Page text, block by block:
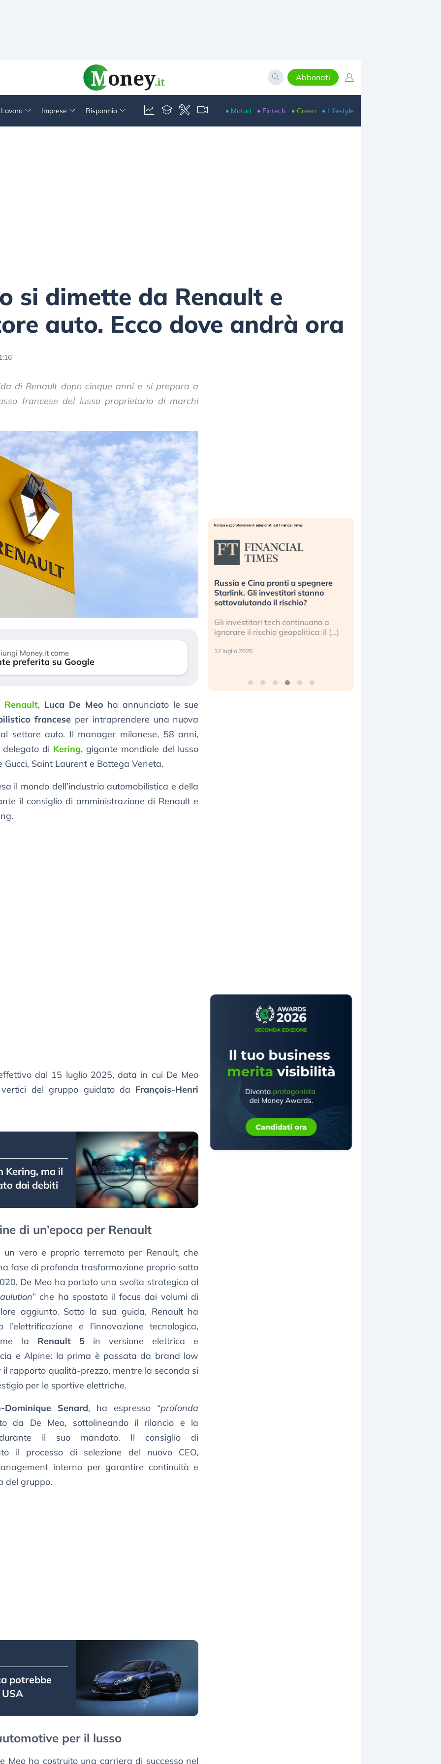
Abbonati
Imprese Risparmio • Motori • Fintech • Green • Lifestyle
si dimette da Renault e
auto. Ecco dove andrà ora
di Renault dopo cinque anni e si prepara a
francese del lusso proprietario di marchi
Money.it come
preferita su Google
Renault, Luca De Meo ha annunciato le sue
francese per intraprendere una nuova
settore auto. Il manager milanese, 58 anni,
di Kering, gigante mondiale del lusso
Saint Laurent e Bottega Veneta.
il mondo dell’industria automobilistica e della
il consiglio di amministrazione di Renault e
dal 15 luglio 2025, data in cui De Meo
del gruppo guidato da François-Henri
Kering, ma il
dai debiti
di un’epoca per Renault
un vero e proprio terremoto per Renault, che
fase di profonda trasformazione proprio sotto
De Meo ha portato una svolta strategica al
” che ha spostato il focus dai volumi di
aggiunto. Sotto la sua guida, Renault ha
e l’innovazione tecnologica,
la Renault 5 in versione elettrica e
e Alpine: la prima è passata da brand low
rapporto qualità-prezzo, mentre la seconda si
per le sportive elettriche.
Dominique Senard, ha espresso “profonda
da De Meo, sottolineando il rilancio e la
durante il suo mandato. Il consiglio di
il processo di selezione del nuovo CEO,
interno per garantire continuità e
del gruppo.
potrebbe
per il lusso
Meo ha costruito una carriera di successo nel
Investitori
lo scoppio
retail (…)
Quando la finanza pesa più
dell’economia reale. L’America sta
sempre più sganciata dall’economia
reale. (…)
24 luglio 2026
Russia e Cina pronti a spegnere
Starlink. Gli investitori stanno
sottovalutando il rischio?
Gli investitori tech continuano a
ignorare il rischio geopolitico: il (…)
17 luglio 2026